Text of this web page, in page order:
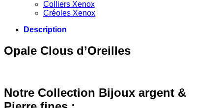
Colliers Xenox
Créoles Xenox
Description
Opale Clous d’Oreilles
Notre Collection Bijoux argent &